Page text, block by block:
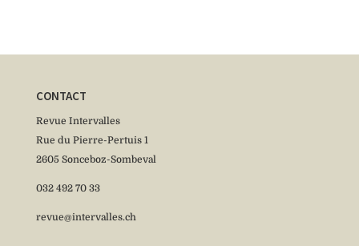
CONTACT
Revue Intervalles
Rue du Pierre-Pertuis 1
2605 Sonceboz-Sombeval
032 492 70 33
revue@intervalles.ch